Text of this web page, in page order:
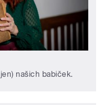
našich babiček.